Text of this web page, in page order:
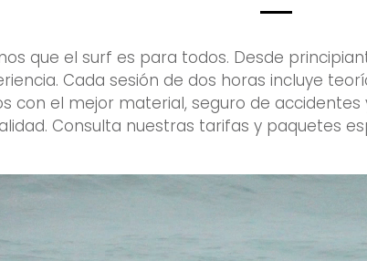
que el surf es para todos. Desde
Cada sesión de dos horas incluye
con el mejor material, seguro de
Consulta nuestras tarifas y paquetes